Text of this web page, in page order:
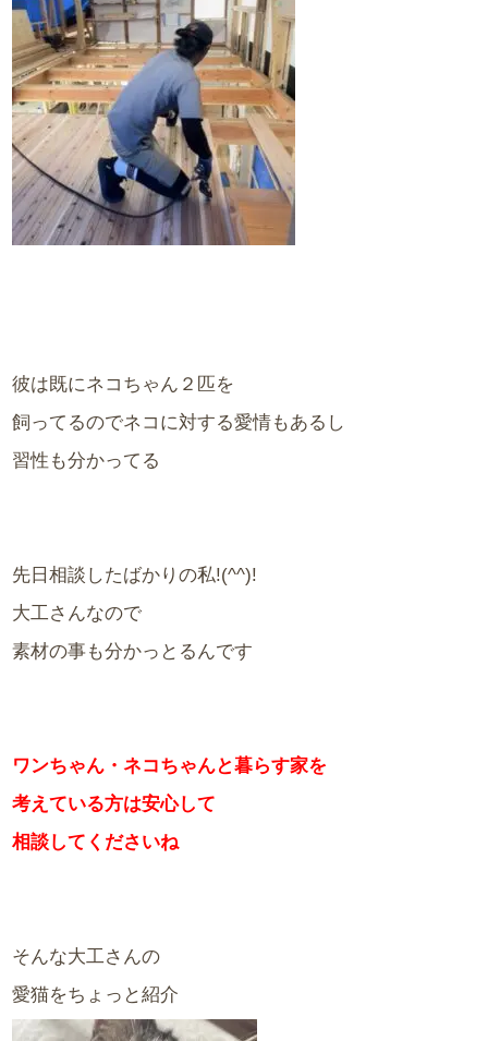
彼は既にネコちゃん２匹を
飼ってるのでネコに対する愛情もあるし
習性も分かってる
先日相談したばかりの私!(^^)!
大工さんなので
素材の事も分かっとるんです
ワンちゃん・ネコちゃんと暮らす家を
考えている方は安心して
相談してくださいね
そんな大工さんの
愛猫をちょっと紹介